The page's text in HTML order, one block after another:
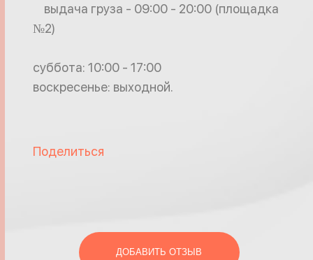
выдача груза - 09:00 - 20:00 (площадка
№2)
суббота: 10:00 - 17:00
воскресенье: выходной.
Поделиться
ДОБАВИТЬ ОТЗЫВ